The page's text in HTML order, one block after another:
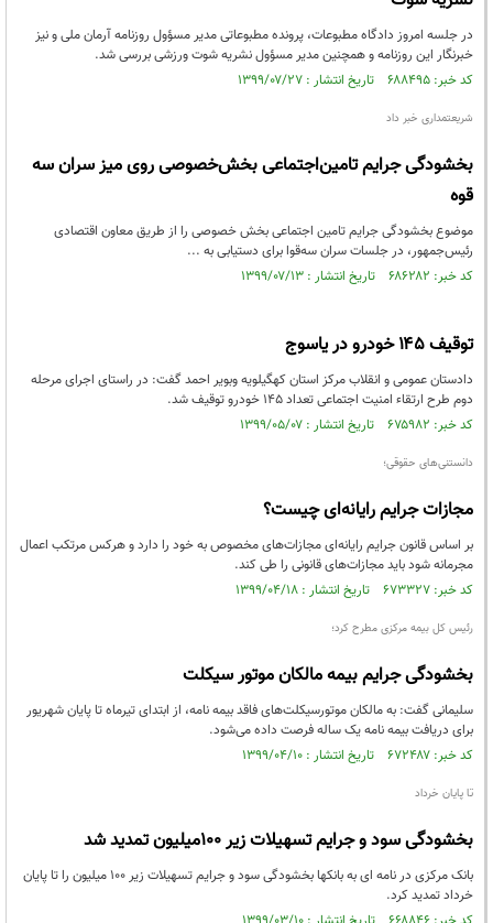
در جلسه امروز دادگاه مطبوعات، پرونده مطبوعاتی مدیر مسؤول روزنامه آرمان ملی و نیز
خبرنگار این روزنامه و همچنین مدیر مسؤول نشریه شوت ورزشی بررسی شد.
کد خبر: ۶۸۸۴۹۵ تاریخ انتشار : ۱۳۹۹/۰۷/۲۷
شریعتمداری خبر داد
بخشودگی جرایم تامین‌اجتماعی بخش‌خصوصی روی میز سران سه
قوه
موضوع بخشودگی جرایم تامین اجتماعی بخش خصوصی را از طریق معاون اقتصادی
رئیس‌جمهور، در جلسات سران سه‌قوا برای دستیابی به ...
کد خبر: ۶۸۶۲۸۲ تاریخ انتشار : ۱۳۹۹/۰۷/۱۳
توقیف ۱۴۵ خودرو در یاسوج
دادستان عمومی و انقلاب مرکز استان کهگیلویه وبویر احمد گفت: در راستای اجرای مرحله
دوم طرح ارتقاء امنیت اجتماعی تعداد 145 خودرو توقیف شد.
کد خبر: ۶۷۵۹۸۲ تاریخ انتشار : ۱۳۹۹/۰۵/۰۷
دانستنی‌های حقوقی؛
مجازات جرایم رایانه‌ای چیست؟
بر اساس قانون جرایم رایانه‌ای مجازات‌های مخصوص به خود را دارد و هرکس مرتکب اعمال
مجرمانه شود باید مجازات‌های قانونی را طی کند.
کد خبر: ۶۷۳۳۲۷ تاریخ انتشار : ۱۳۹۹/۰۴/۱۸
رئیس کل بیمه مرکزی مطرح کرد؛
بخشودگی جرایم بیمه مالکان موتور سیکلت
سلیمانی گفت: به مالکان موتورسیکلت‌های فاقد بیمه نامه، از ابتدای تیرماه تا پایان شهریور
برای دریافت بیمه نامه یک ساله فرصت داده می‌شود.
کد خبر: ۶۷۲۴۸۷ تاریخ انتشار : ۱۳۹۹/۰۴/۱۰
تا پایان خرداد
بخشودگی سود و جرایم تسهیلات زیر ۱۰۰میلیون تمدید شد
بانک مرکزی در نامه ای به بانکها بخشودگی سود و جرایم تسهیلات زیر ۱۰۰ میلیون را تا پایان
خرداد تمدید کرد.